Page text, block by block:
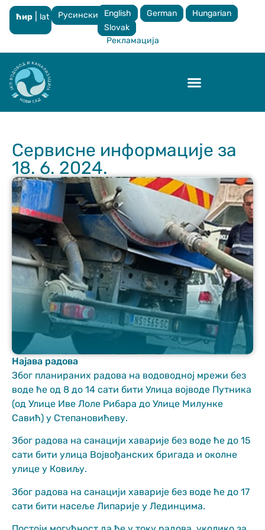
Рекламација
ћир lat Русински English German
Hungarian
Slovak
Сервисне информације за
18. 6. 2024.
Најава радова
Због планираних радова на водоводној мрежи без
воде ће од 8 до 14 сати бити Улица војводе Путника
(од Улице Иве Лоле Рибара до Улице Милунке
Савић) у Степановићеву.
Због радова на санацији хаварије без воде ће до 15
сати бити улица Војвођанских бригада и околне
улице у Ковиљу.
Због радова на санацији хаварије без воде ће до 17
сати бити насеље Липарије у Лединцима.
Неопходно
These
cookies are
not optional.
They are
the website
to function.
Статистика
In order for us
the website's